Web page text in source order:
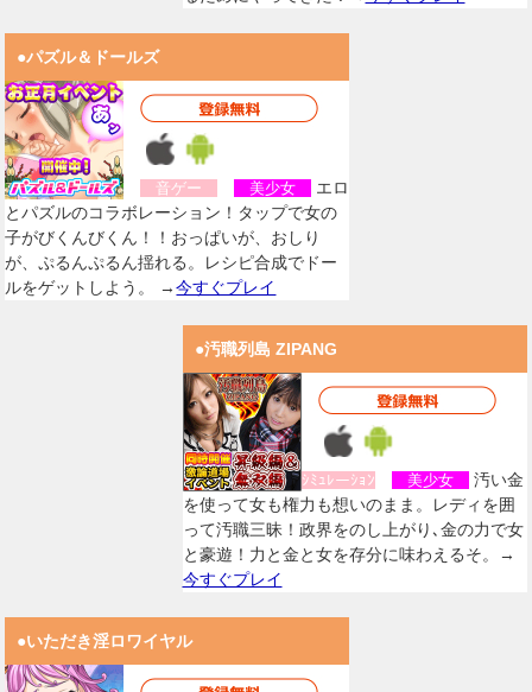
●パズル＆ドールズ
音ゲー 美少女
エロ
とパズルのコラボレーション！タップで女の
子がびくんびくん！！おっぱいが、おしり
が、ぷるんぷるん揺れる。レシピ合成でドー
ルをゲットしよう。 →今すぐプレイ
●汚職列島 ZIPANG
ｼﾐｭﾚーｼｮﾝ 美少女
汚い金
を使って女も権力も想いのまま。レディを囲
って汚職三昧！政界をのし上がり､金の力で女
と豪遊！力と金と女を存分に味わえるそ。→
今すぐプレイ
●いただき淫ロワイヤル